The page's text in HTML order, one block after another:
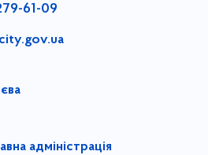
61-09
адміністрація